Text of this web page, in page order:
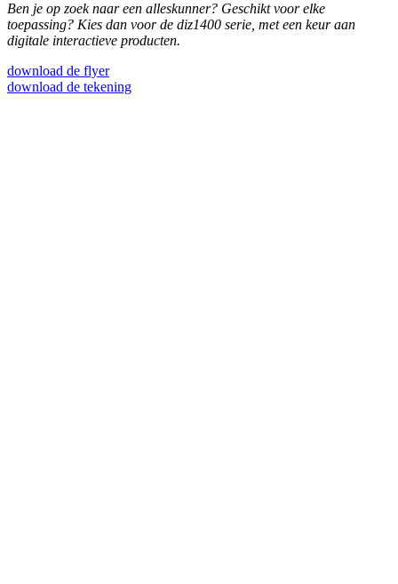
Ben je op zoek naar een alleskunner? Geschikt voor elke
toepassing? Kies dan voor de diz1400 serie, met een keur aan
digitale interactieve producten.
download de flyer
download de tekening